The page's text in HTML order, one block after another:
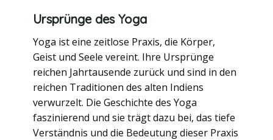
Ursprünge des Yoga
Yoga ist eine zeitlose Praxis, die Körper,
Geist und Seele vereint. Ihre Ursprünge
reichen Jahrtausende zurück und sind in den
reichen Traditionen des alten Indiens
verwurzelt. Die Geschichte des Yoga
faszinierend und sie trägt dazu bei, das tiefe
Verständnis und die Bedeutung dieser Praxis